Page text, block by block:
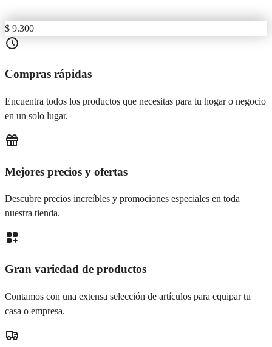
$ 9.300
Compras rápidas
Encuentra todos los productos que necesitas para tu hogar o negocio
en un solo lugar.
Mejores precios y ofertas
Descubre precios increíbles y promociones especiales en toda
nuestra tienda.
Gran variedad de productos
Contamos con una extensa selección de artículos para equipar tu
casa o empresa.